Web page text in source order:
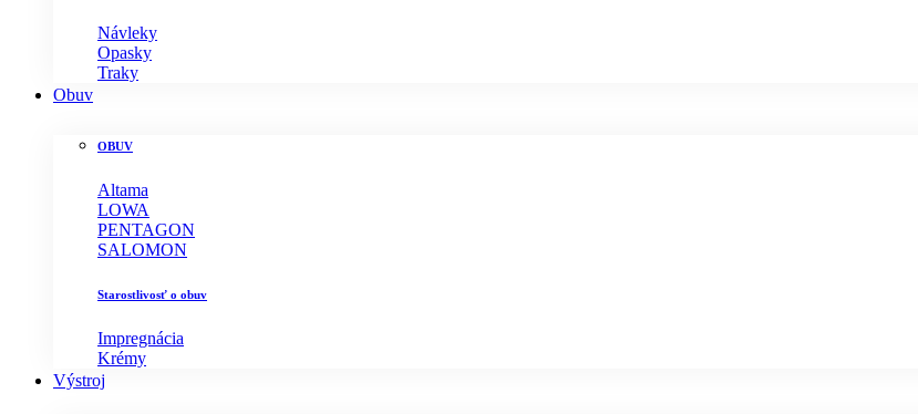
Návleky
Opasky
Traky
Obuv
OBUV
Altama
LOWA
PENTAGON
SALOMON
Starostlivosť o obuv
Impregnácia
Krémy
Výstroj